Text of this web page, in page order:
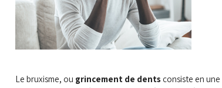
Le bruxisme, ou grincement de dents consiste en